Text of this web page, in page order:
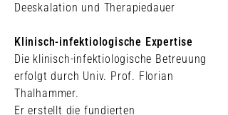
Deeskalation und Therapiedauer
Klinisch-infektiologische Expertise
Die klinisch-infektiologische Betreuung
erfolgt durch Univ. Prof. Florian
Thalhammer.
Er erstellt die fundierten